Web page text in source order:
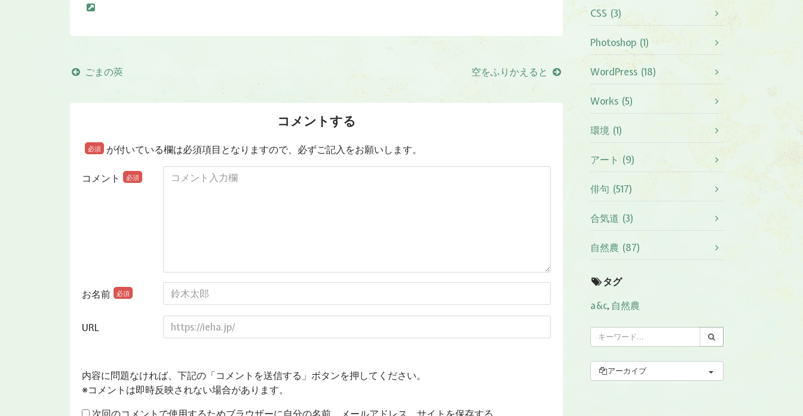
ごまの莢 空をふりかえると
コメントする
必須 が付いている欄は必須項目となりますので、必ずご記入をお願いします。
コメント 必須
お名前 必須
URL
内容に問題なければ、下記の「コメントを送信する」ボタンを押してください。
※コメントは即時反映されない場合があります。
CSS (3)
Photoshop (1)
WordPress (18)
Works (5)
環境 (1)
アート (9)
俳句 (517)
合気道 (3)
自然農 (87)
タグ
a&c, 自然農
アーカイブ